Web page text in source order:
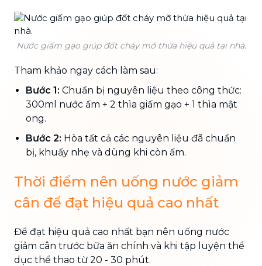
Nước giấm gạo giúp đốt cháy mỡ thừa hiệu quả tại nhà.
Tham khảo ngay cách làm sau:
Bước 1: Chuẩn bị nguyên liệu theo công thức:
300ml nước ấm + 2 thìa giấm gạo + 1 thìa mật
ong.
Bước 2: Hòa tất cả các nguyên liệu đã chuẩn
bị, khuấy nhẹ và dùng khi còn ấm.
Thời điểm nên uống nước giảm
cân để đạt hiệu quả cao nhất
Để đạt hiệu quả cao nhất bạn nên uống nước
giảm cân trước bữa ăn chính và khi tập luyện thể
dục thể thao từ 20 - 30 phút.